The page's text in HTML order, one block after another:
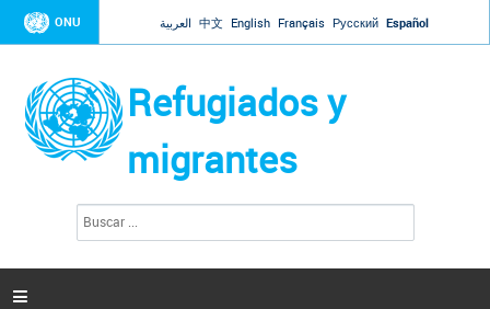
Jump to navigation
ONU العربية 中文 English Français Русский Español
Refugiados y
migrantes
s
